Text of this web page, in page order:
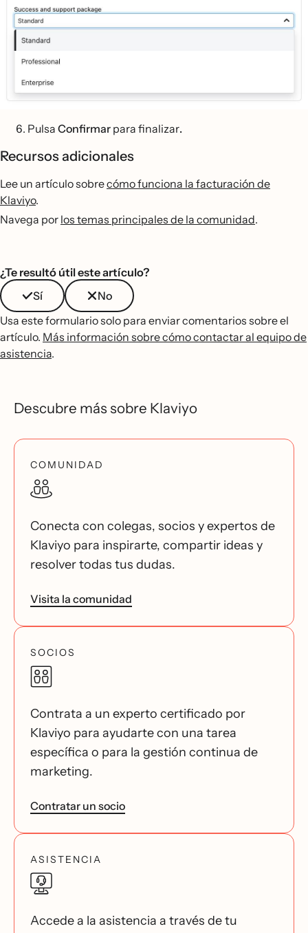
Pulsa Confirmar para finalizar.
Recursos adicionales
Lee un artículo sobrecómo funciona la facturación de
Klaviyo.
Navega por los temas principales de la comunidad.
¿Te resultó útil este artículo?
Sí
No
Usa este formulario solo para enviar comentarios sobre el
artículo. Más información sobre cómo contactar al equipo de
asistencia.
Descubre más sobre Klaviyo
COMUNIDAD
Conecta con colegas, socios y expertos de
Klaviyo para inspirarte, compartir ideas y
resolver todas tus dudas.
Visita la comunidad
SOCIOS
Contrata a un experto certificado por
Klaviyo para ayudarte con una tarea
específica o para la gestión continua de
marketing.
Contratar un socio
ASISTENCIA
Accede a la asistencia a través de tu